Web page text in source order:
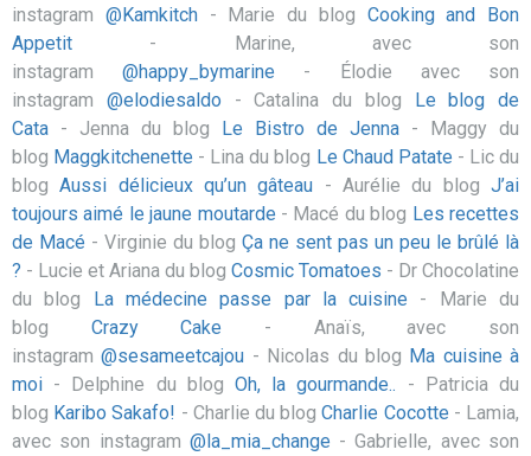
instagram @Kamkitch- Marie du blog Cooking and Bon
Appetit - Marine, avec son
instagram@happy_bymarine - Élodie avec son
instagram @elodiesaldo - Catalina du blog Le blog de
Cata - Jenna du blog Le Bistro de Jenna - Maggy du
blog Maggkitchenette - Lina du blog Le Chaud Patate - Lic du
blogAussi délicieux qu’un gâteau - Aurélie du blogJ’ai
toujours aimé le jaune moutarde - Macé du blog Les recettes
de Macé - Virginie du blog Ça ne sent pas un peu le brûlé là
? - Lucie et Ariana du blog Cosmic Tomatoes - Dr Chocolatine
du blog La médecine passe par la cuisine - Marie du
blog Crazy Cake - Anaïs, avec son
instagram@sesameetcajou - Nicolas du blog Ma cuisine à
moi - Delphine du blog Oh, la gourmande.. - Patricia du
blog Karibo Sakafo! - Charlie du blogCharlie Cocotte - Lamia,
avec son instagram @la_mia_change - Gabrielle, avec son